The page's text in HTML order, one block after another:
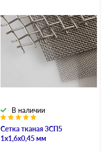
Сетка тканая 3СП5
1х1,6х0,45 мм
В наличии